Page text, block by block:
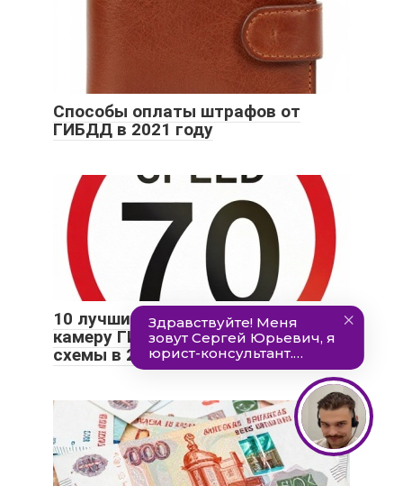
Способы оплаты штрафов от
ГИБДД в 2021 году
10 лучших способов обмануть
камеру ГИБДД (работающие
схемы в 2021 году)